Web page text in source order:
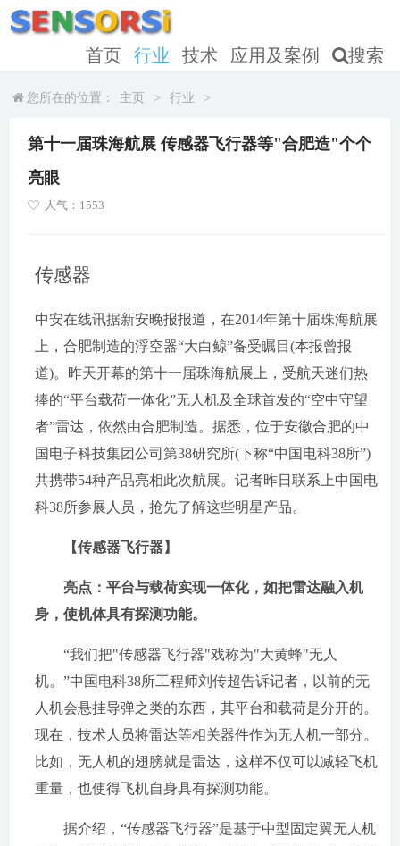
首页 行业 技术 应用及案例 搜索
您所在的位置： 主页 > 行业 >
第十一届珠海航展 传感器飞行器等"合肥造"个个
亮眼
人气：1553
传感器
中安在线讯据新安晚报报道，在2014年第十届珠海航展
上，合肥制造的浮空器“大白鲸”备受瞩目(本报曾报
道)。昨天开幕的第十一届珠海航展上，受航天迷们热
捧的“平台载荷一体化”无人机及全球首发的“空中守望
者”雷达，依然由合肥制造。据悉，位于安徽合肥的中
国电子科技集团公司第38研究所(下称“中国电科38所”)
共携带54种产品亮相此次航展。记者昨日联系上中国电
科38所参展人员，抢先了解这些明星产品。
【传感器飞行器】
亮点：平台与载荷实现一体化，如把雷达融入机
身，使机体具有探测功能。
“我们把"传感器飞行器"戏称为"大黄蜂"无人
机。”中国电科38所工程师刘传超告诉记者，以前的无
人机会悬挂导弹之类的东西，其平台和载荷是分开的。
现在，技术人员将雷达等相关器件作为无人机一部分。
比如，无人机的翅膀就是雷达，这样不仅可以减轻飞机
重量，也使得飞机自身具有探测功能。
据介绍，“传感器飞行器”是基于中型固定翼无人机